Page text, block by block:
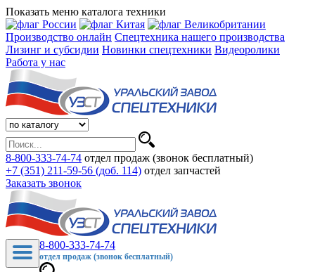
Показать меню каталога техники
Производство онлайн Спецтехника нашего производства
Лизинг и субсидии Новинки спецтехники Видеоролики
Работа у нас
8-800-333-74-74 отдел продаж (звонок бесплатный)
+7 (351) 211-59-56 (доб. 114) отдел запчастей
Заказать звонок
8-800-333-74-74
отдел продаж (звонок бесплатный)